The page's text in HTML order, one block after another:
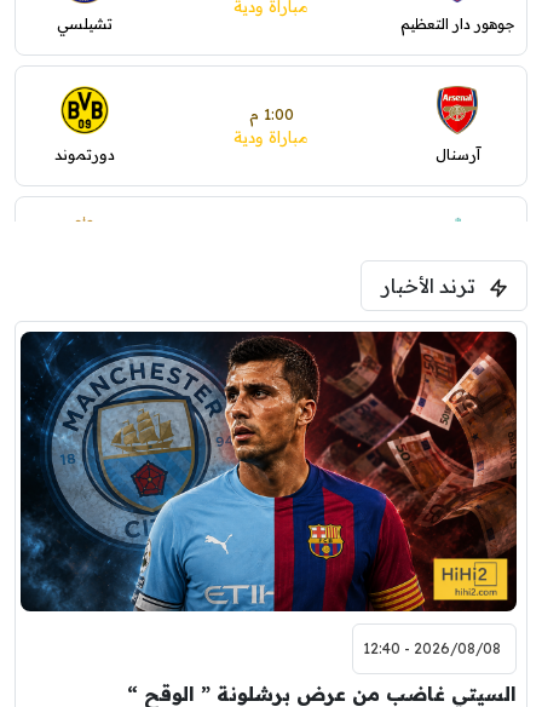
جوهور دار التعظيم
مباراة ودية
تشيلسي
آرسنال
1:00 م
مباراة ودية
دورتموند
ليفربول
ترند الأخبار
2026/08/08 - 12:40
السيتي غاضب من عرض برشلونة ” الوقح “